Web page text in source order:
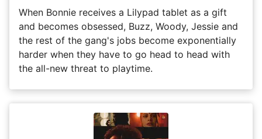
When Bonnie receives a Lilypad tablet as a gift
and becomes obsessed, Buzz, Woody, Jessie and
the rest of the gang's jobs become exponentially
harder when they have to go head to head with
the all-new threat to playtime.